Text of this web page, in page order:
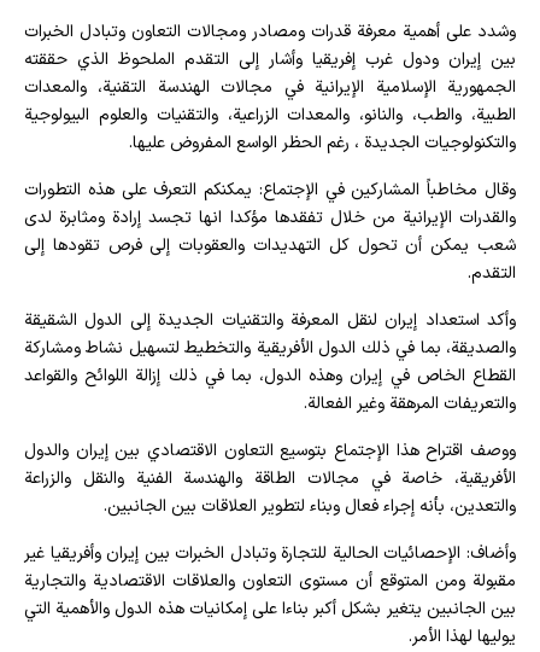
وشدد على أهمية معرفة قدرات ومصادر ومجالات التعاون وتبادل الخبرات
بين إيران ودول غرب إفريقيا وأشار إلى التقدم الملحوظ الذي حققته
الجمهورية الإسلامية الإيرانية في مجالات الهندسة التقنية، والمعدات
الطبية، والطب، والنانو، والمعدات الزراعية، والتقنيات والعلوم البيولوجية
والتكنولوجيات الجديدة ، رغم الحظر الواسع المفروض عليها.
وقال مخاطباً المشاركين في الإجتماع: يمكنكم التعرف على هذه التطورات
والقدرات الإيرانية من خلال تفقدها مؤكدا انها تجسد إرادة ومثابرة لدى
شعب يمكن أن تحول كل التهديدات والعقوبات إلى فرص تقودها إلى
التقدم.
وأكد استعداد إيران لنقل المعرفة والتقنيات الجديدة إلى الدول الشقيقة
والصديقة، بما في ذلك الدول الأفريقية والتخطيط لتسهيل نشاط ومشاركة
القطاع الخاص في إيران وهذه الدول، بما في ذلك إزالة اللوائح والقواعد
والتعريفات المرهقة وغير الفعالة.
ووصف اقتراح هذا الإجتماع بتوسيع التعاون الاقتصادي بين إيران والدول
الأفريقية، خاصة في مجالات الطاقة والهندسة الفنية والنقل والزراعة
والتعدين، بأنه إجراء فعال وبناء لتطوير العلاقات بين الجانبین.
وأضاف: الإحصائيات الحالية للتجارة وتبادل الخبرات بين إيران وأفريقيا غير
مقبولة ومن المتوقع أن مستوی التعاون والعلاقات الاقتصادية والتجارية
بين الجانبین يتغير بشكل أكبر بناءا علی إمكانيات هذه الدول والأهمية التي
يوليها لهذا الأمر.